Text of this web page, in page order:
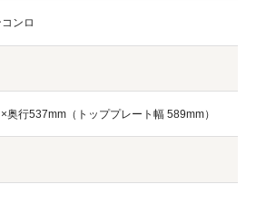
ンロ
行537mm（トッププレート幅 589mm）